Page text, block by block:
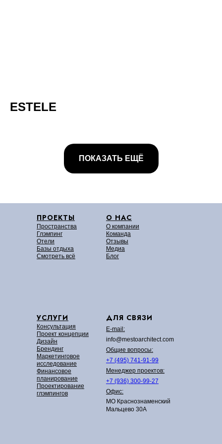
ESTELE
ПОКАЗАТЬ ЕЩЁ
ДЛЯ СВЯЗИ
E-mail:
info@mestoarchitect.com
Общие вопросы:
+7 (495) 741-91-99
Менеджер проектов:
+7 (936) 300-99-27
Офис:
МО Краснознаменский
Мальцево 30А
О НАС
О компании
Команда
Отзывы
Медиа
Блог
УСЛУГИ
Консультация
Проект концепции
Дизайн
Брендинг
Маркетинговое
исследование
Финансовое
планирование
Проектирование
глэмпингов
ПРОЕКТЫ
Пространства
Глэмпинг
Отели
Базы отдыха
Смотреть всё